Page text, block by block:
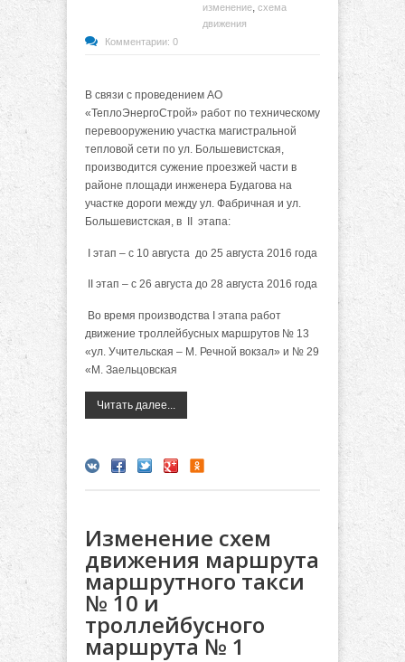
изменение, схема
движения
Комментарии: 0
В связи с проведением АО
«ТеплоЭнергоСтрой» работ по техническому
перевооружению участка магистральной
тепловой сети по ул. Большевистская,
производится сужение проезжей части в
районе площади инженера Будагова на
участке дороги между ул. Фабричная и ул.
Большевистская, в II этапа:
I этап – с 10 августа до 25 августа 2016 года
II этап – с 26 августа до 28 августа 2016 года
Во время производства I этапа работ
движение троллейбусных маршрутов № 13
«ул. Учительская – М. Речной вокзал» и № 29
«М. Заельцовская
Читать далее...
Изменение схем
движения маршрута
маршрутного такси
№ 10 и
троллейбусного
маршрута № 1